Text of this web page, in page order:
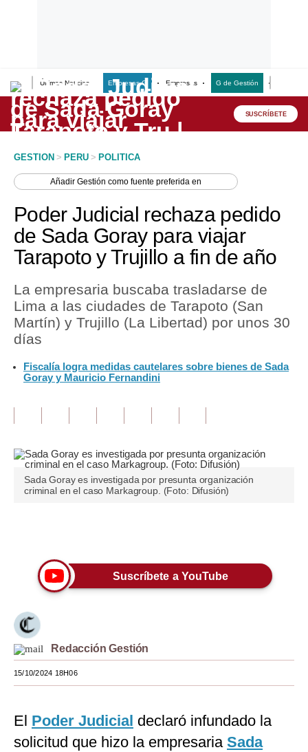
Últimas Noticias Empresas G Empresas G de Gestión
Lo último
Peru Quiosco
Economía
Mercados
Política
Tu Dinero
Finanzas Personales
Editorial
Lujo
Moda
Estilos
EEUU
México
SUSCRÍBETE
GESTION > PERU > POLITICA
AñadirGestión como fuente preferida en
Poder Judicial rechaza pedido
de Sada Goray para viajar
Tarapoto y Trujillo a fin de año
La empresaria buscaba trasladarse de
Lima a las ciudades de Tarapoto (San
Martín) y Trujillo (La Libertad) por unos 30
días
Fiscalía logra medidas cautelares sobre bienes de Sada
Goray y Mauricio Fernandini
Sada Goray es investigada por presunta organización
criminal en el caso Markagroup. (Foto: Difusión)
Suscríbete a YouTube
Redacción Gestión
15/10/2024 18H06
El Poder Judicial declaró infundado la
solicitud que hizo la empresaria Sada